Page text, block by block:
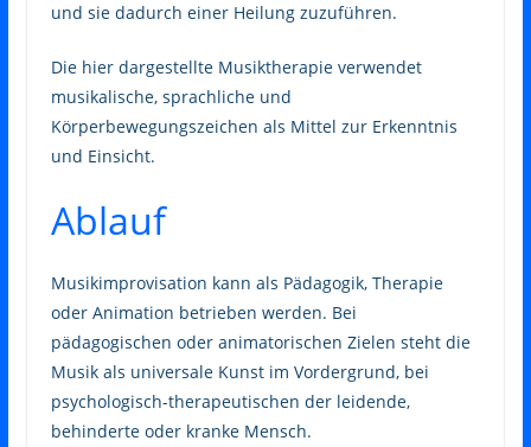
und sie dadurch einer Heilung zuzuführen.
Die hier dargestellte Musiktherapie verwendet
musikalische, sprachliche und
Körperbewegungszeichen als Mittel zur Erkenntnis
und Einsicht.
Ablauf
Musikimprovisation kann als Pädagogik, Therapie
oder Animation betrieben werden. Bei
pädagogischen oder animatorischen Zielen steht die
Musik als universale Kunst im Vordergrund, bei
psychologisch-therapeutischen der leidende,
behinderte oder kranke Mensch.